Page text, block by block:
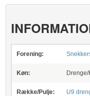
Forening:
Køn:
Række/Pulje: U9